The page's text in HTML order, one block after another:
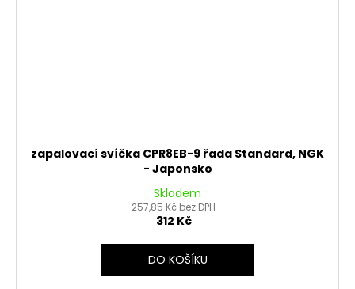
zapalovací svíčka CPR8EB-9 řada Standard, NGK
- Japonsko
Skladem
257,85 Kč bez DPH
312 Kč
DO KOŠÍKU